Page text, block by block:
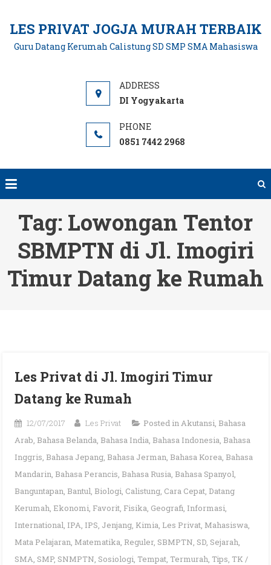
content
LES PRIVAT JOGJA MURAH TERBAIK
Guru Datang Kerumah Calistung SD SMP SMA Mahasiswa
DI Yogyakarta
0851 7442 2968
Tag: Lowongan Tentor
SBMPTN di Jl. Imogiri
Timur Datang ke Rumah
Les Privat di Jl. Imogiri Timur
Datang ke Rumah
12/07/2017 Les Privat Posted inAkutansi, Bahasa
Arab, Bahasa Belanda, Bahasa India, Bahasa Indonesia, Bahasa
Inggris, Bahasa Jepang, Bahasa Jerman, Bahasa Korea, Bahasa
Mandarin, Bahasa Perancis, Bahasa Rusia, Bahasa Spanyol,
Banguntapan, Bantul, Biologi, Calistung, Cara Cepat, Datang
Kerumah, Ekonomi, Favorit, Fisika, Geografi, Informasi,
International, IPA, IPS, Jenjang, Kimia, Les Privat, Mahasiswa,
Mata Pelajaran, Matematika, Reguler, SBMPTN, SD, Sejarah,
SMA, SMP, SNMPTN, Sosiologi, Tempat, Termurah, Tips, TK /